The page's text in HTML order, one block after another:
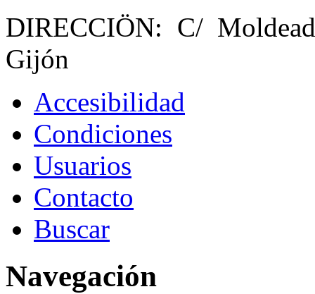
DIRECCIÖN: C/
Gijón
Accesibilidad
Condiciones
Usuarios
Contacto
Buscar
Navegación